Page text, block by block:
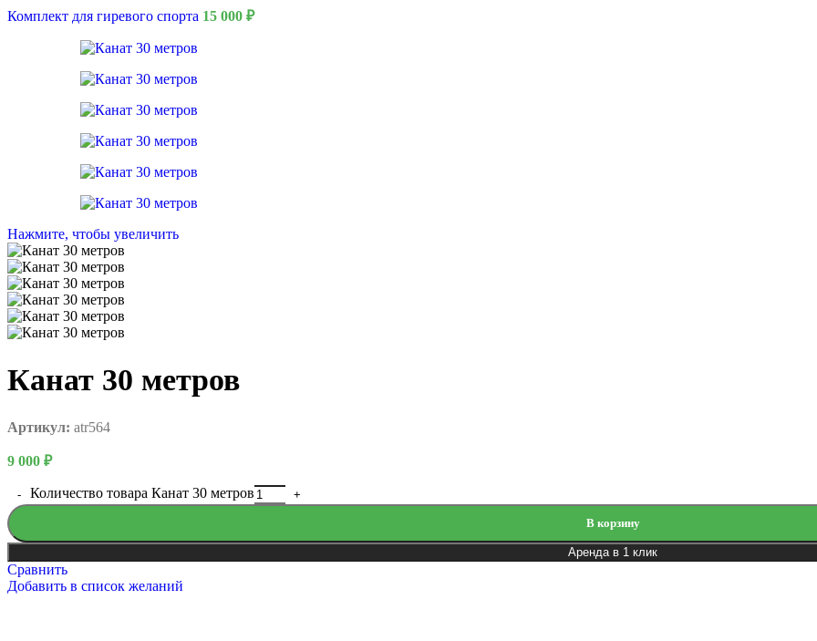
QuestRace
Комплект для гиревого спорта 15 000 ₽
Нажмите, чтобы увеличить
Канат 30 метров
Артикул: atr564
9 000 ₽
Количество товара Канат 30 метров
В корзину
Аренда в 1 клик
Сравнить
Добавить в список желаний